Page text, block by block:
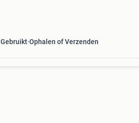
Gebruikt Ophalen of Verzenden